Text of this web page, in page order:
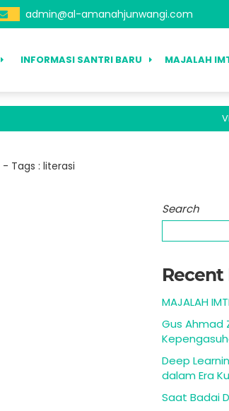
admin@al-amanahjunwangi.com
INFORMASI SANTRI BARU MAJALAH
- Tags : literasi
Search
Recent
MAJALAH
Gus Ahmad
Deep
dalam Era
Saat Badai